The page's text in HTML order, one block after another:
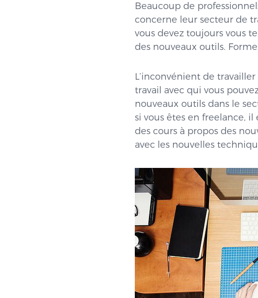
Beaucoup de
concerne leur secteur de
vous devez toujours vous
des nouveaux outils.
L’inconvénient de
travail avec qui vous
nouveaux outils dans le
si vous êtes en freelance,
des cours à propos des
avec les nouvelles